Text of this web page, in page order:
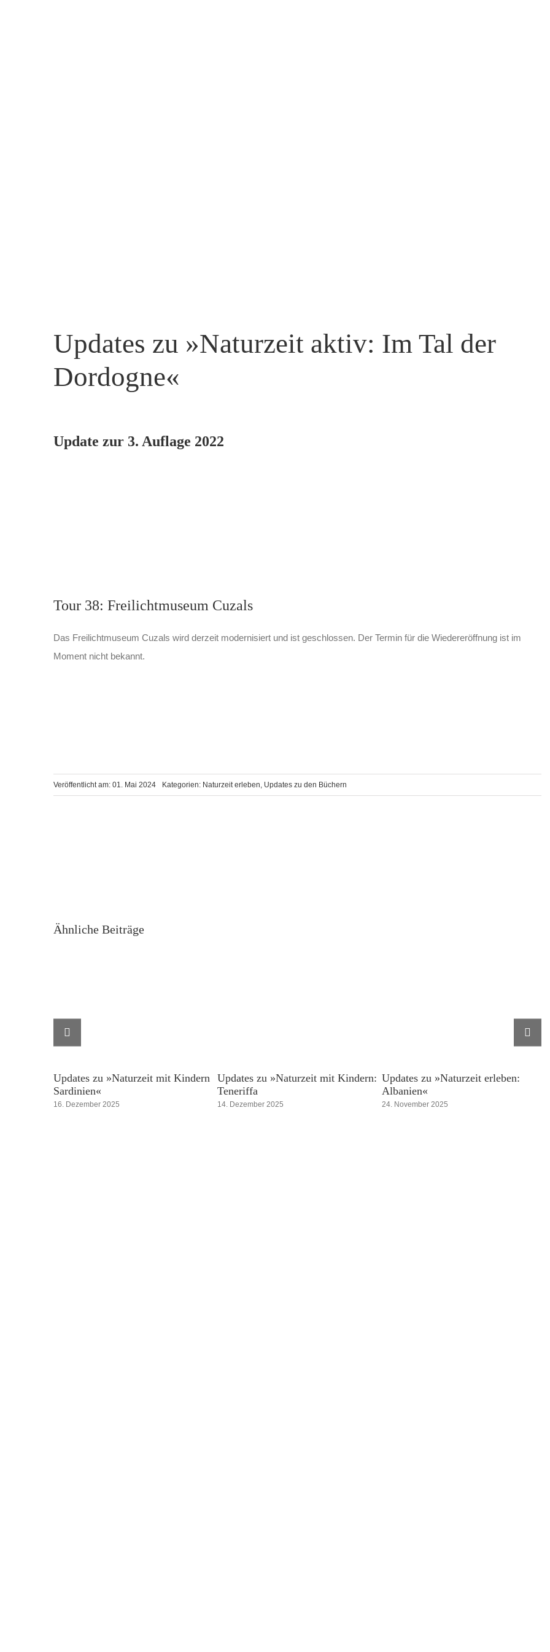
Updates zu »Naturzeit aktiv: Im Tal der
Dordogne«
Update zur 3. Auflage 2022
Tour 38: Freilichtmuseum Cuzals
Das Freilichtmuseum Cuzals wird derzeit modernisiert und ist geschlossen. Der Termin für die Wiedereröffnung ist im
Moment nicht bekannt.
Veröffentlicht am: 01. Mai 2024 Kategorien: Naturzeit erleben Updates zu den Büchern
Ähnliche Beiträge
Updates zu »Naturzeit mit Kindern
Sardinien«
16. Dezember 2025
Updates zu »Naturzeit mit Kindern:
Teneriffa
14. Dezember 2025
Updates zu »Naturzeit erleben:
Albanien«
24. November 2025